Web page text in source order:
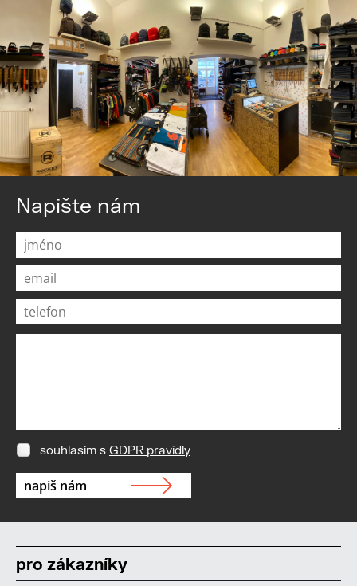
Napište nám
souhlasím s GDPR pravidly
pro zákazníky